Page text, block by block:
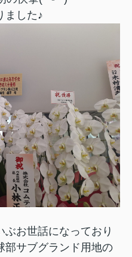
ました♪
お世話になっており
部サブグランド用地の